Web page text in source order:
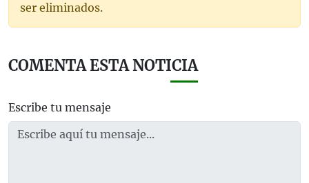
ser eliminados.
COMENTA ESTA NOTICIA
Escribe tu mensaje